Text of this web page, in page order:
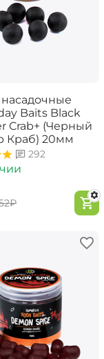
Baits Black
Crab+ (Черный
Краб) 20мм
292
₽